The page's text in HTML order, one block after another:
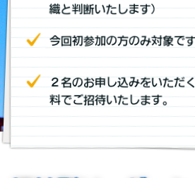
織と判断いたします）
今回初参加の方のみ対象です
２名のお申し込みをいただ
料でご招待いたします。